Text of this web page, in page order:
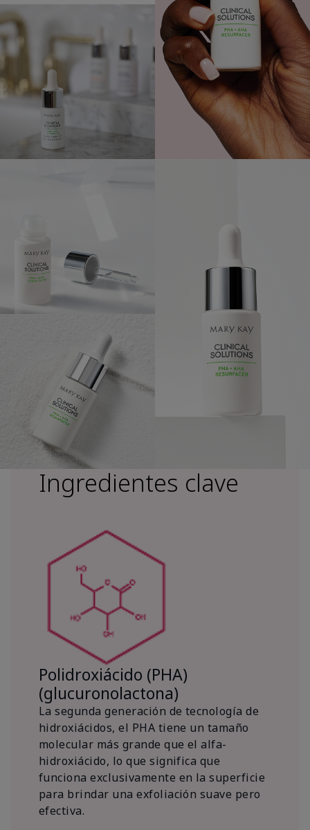
Ingredientes clave
Polidroxiácido (PHA)
(glucuronolactona)
La segunda generación de tecnología de
hidroxiácidos, el PHA tiene un tamaño
molecular más grande que el alfa-
hidroxiácido, lo que significa que
funciona exclusivamente en la superficie
para brindar una exfoliación suave pero
efectiva.